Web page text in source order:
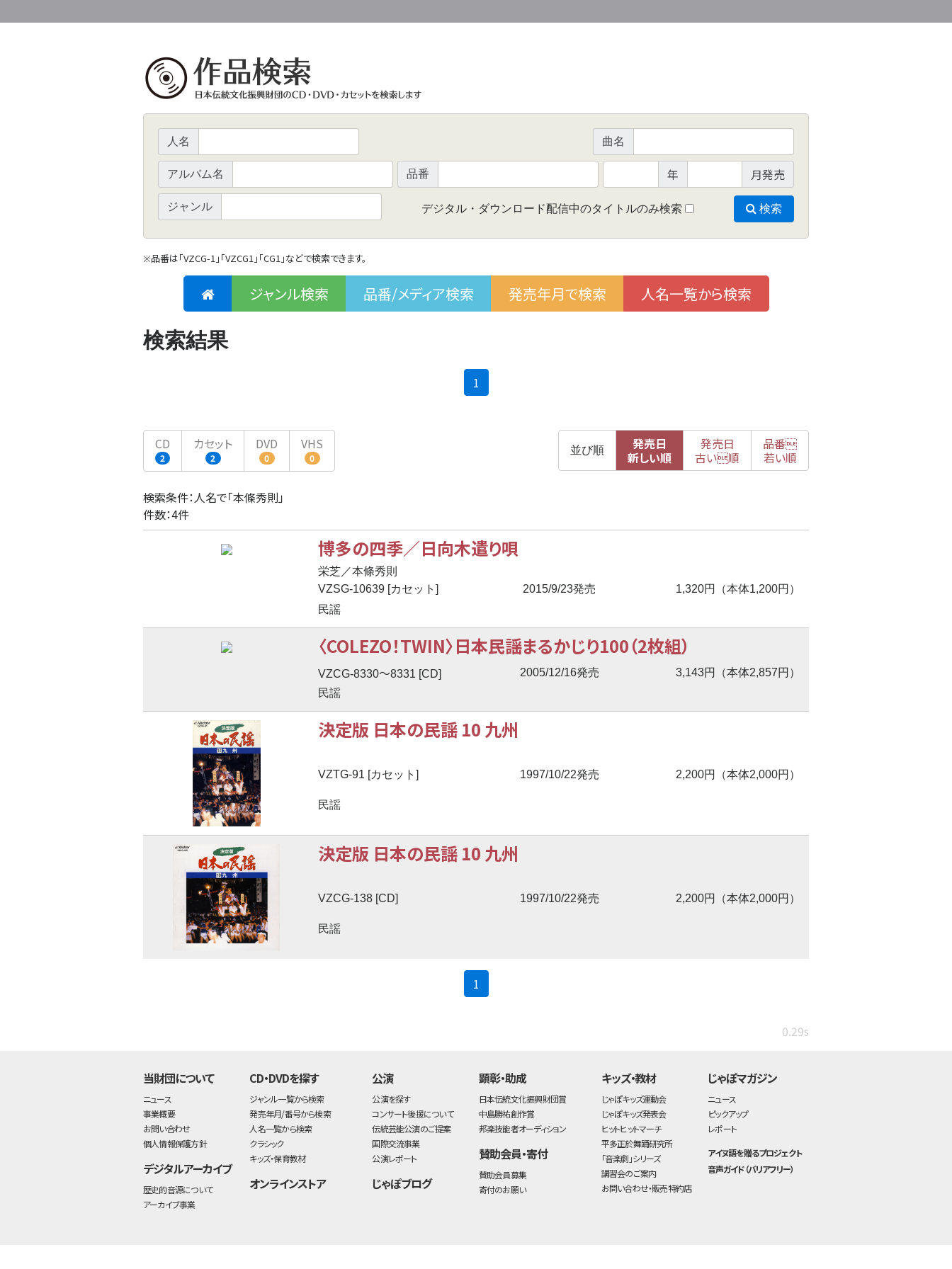
人名 曲名
アルバム名 品番 年 月発売
ジャンル デジタル・ダウンロード配信中のタイトルのみ検索 検索
※品番は「VZCG-1」「VZCG1」「CG1」などで検索できます。
ジャンル検索 品番/メディア検索 発売年月で検索 人名一覧から検索
検索結果
1
CD
2
カセット
2
DVD
0
VHS
0
並び順
発売日
新しい順
発売日
古い順
品番
若い順
検索条件：人名で「本條秀則」
件数：4件
博多の四季／日向木遣り唄
栄芝／本條秀則
VZSG-10639 [カセット]
2015/9/23発売
1,320円（本体1,200円）
民謡
〈COLEZO！TWIN〉日本民謡まるかじり100（2枚組）
VZCG-8330〜8331 [CD] 2005/12/16発売
3,143円（本体2,857円）
民謡
決定版 日本の民謡 10 九州
VZTG-91 [カセット] 1997/10/22発売 2,200円（本体2,000円）
民謡
決定版 日本の民謡 10 九州
VZCG-138 [CD] 1997/10/22発売 2,200円（本体2,000円）
民謡
1
0.29s
当財団について
ニュース
事業概要
お問い合わせ
個人情報保護方針
デジタルアーカイブ
歴史的音源について
アーカイブ事業
CD・DVDを探す
ジャンル一覧から検索
発売年月/番号から検索
人名一覧から検索
クラシック
キッズ・保育教材
オンラインストア
公演
公演を探す
コンサート後援について
伝統芸能公演のご提案
国際交流事業
公演レポート
じゃぽブログ
顕彰・助成
日本伝統文化振興財団賞
中島勝祐創作賞
邦楽技能者オーディション
賛助会員・寄付
賛助会員募集
寄付のお願い
キッズ・教材
じゃぽキッズ運動会
じゃぽキッズ発表会
ヒットヒットマーチ
平多正於舞踊研究所
「音楽劇」シリーズ
講習会のご案内
お問い合わせ・販売特約店
じゃぽマガジン
ニュース
ピックアップ
レポート
アイヌ語を贈るプロジェクト
音声ガイド（バリアフリー）